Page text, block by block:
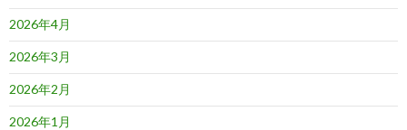
2026年4月
2026年3月
2026年2月
2026年1月